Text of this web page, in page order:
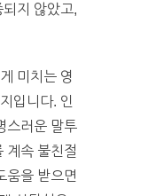
지 않았고,
미치는 영
입니다. 인
스러운 말투
계속 불친절
움을 받으면